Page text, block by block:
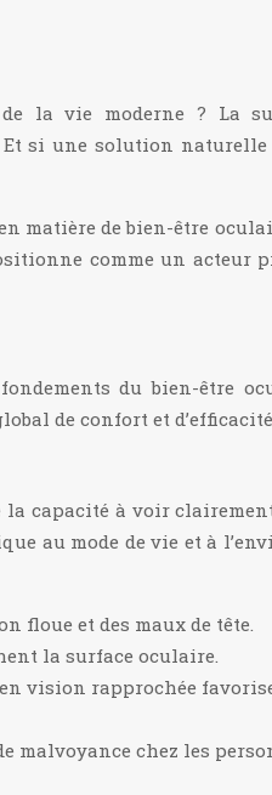
la vie moderne ? La
si une solution naturelle
de bien-être
comme un acteur
du bien-être
de confort et
capacité à voir
au mode de vie et à
floue et des maux de tête.
la surface oculaire.
vision rapprochée
malvoyance chez les